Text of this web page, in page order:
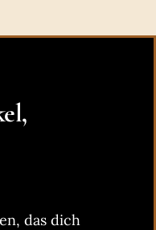
das dich